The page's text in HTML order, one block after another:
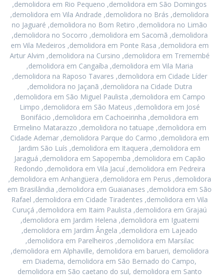
,demolidora em Rio Pequeno ,demolidora em São Domingos
,demolidora em Vila Andrade ,demolidora no Brás ,demolidora
no Jaguaré ,demolidora no Bom Retiro ,demolidora no Limão
,demolidora no Socorro ,demolidora em Sacomã ,demolidora
em Vila Medeiros ,demolidora em Ponte Rasa ,demolidora em
Artur Alvim ,demolidora na Cursino ,demolidora em Tremembé
,demolidora em Cangaíba ,demolidora em Vila Maria
,demolidora na Raposo Tavares ,demolidora em Cidade Líder
,demolidora no Jaçanã ,demolidora na Cidade Dutra
,demolidora em São Miguel Paulista ,demolidora em Campo
Limpo ,demolidora em São Mateus ,demolidora em José
Bonifácio ,demolidora em Cachoeirinha ,demolidora em
Ermelino Matarazzo ,demolidora no tatuape ,demolidora em
Cidade Ademar ,demolidora Parque do Carmo ,demolidora em
Jardim São Luís ,demolidora em Itaquera ,demolidora em
Jaraguá ,demolidora em Sapopemba ,demolidora em Capão
Redondo ,demolidora em Vila Jacuí ,demolidora em Pedreira
,demolidora em Anhangüera ,demolidora em Perus ,demolidora
em Brasilândia ,demolidora em Guaianases ,demolidora em São
Rafael ,demolidora em Cidade Tiradentes ,demolidora em Vila
Curuçá ,demolidora em Itaim Paulista ,demolidora em Grajaú
,demolidora em Jardim Helena ,demolidora em Iguatemi
,demolidora em Jardim Ângela ,demolidora em Lajeado
,demolidora em Parelheiros ,demolidora em Marsilac
,demolidora em Alphaville, demolidora em barueri, demolidora
em Diadema, demolidora em São Bernado do Campo,
demolidora em São caetano do sul, demolidora em Santo